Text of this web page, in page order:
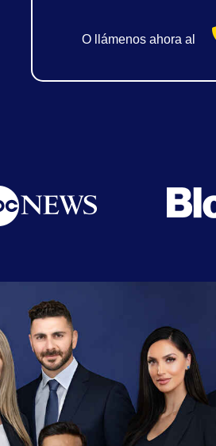
O llámenos ahora al